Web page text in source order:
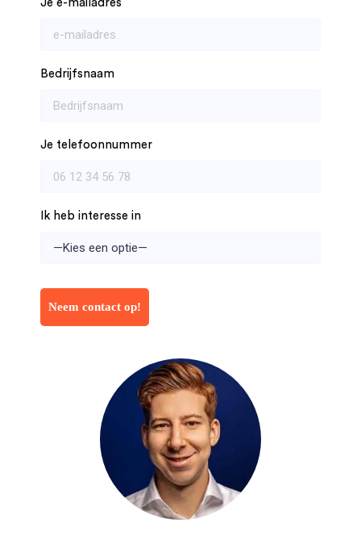
Je e-mailadres
Bedrijfsnaam
Je telefoonnummer
Ik heb interesse in